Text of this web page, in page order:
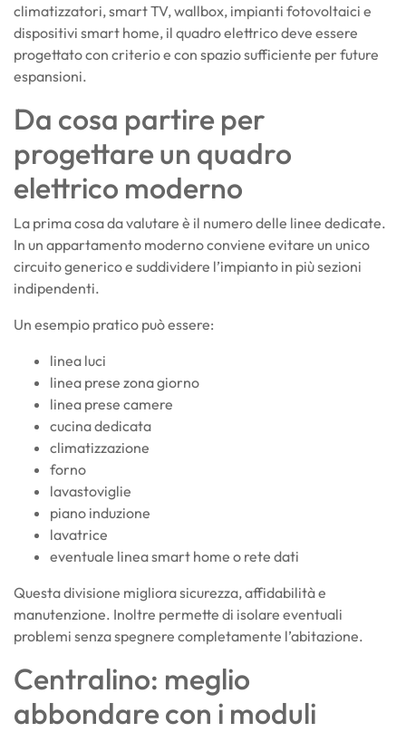
climatizzatori, smart TV, wallbox, impianti fotovoltaici e
dispositivi smart home, il quadro elettrico deve essere
progettato con criterio e con spazio sufficiente per future
espansioni.
Da cosa partire per
progettare un quadro
elettrico moderno
La prima cosa da valutare è il numero delle linee dedicate.
In un appartamento moderno conviene evitare un unico
circuito generico e suddividere l’impianto in più sezioni
indipendenti.
Un esempio pratico può essere:
linea luci
linea prese zona giorno
linea prese camere
cucina dedicata
climatizzazione
forno
lavastoviglie
piano induzione
lavatrice
eventuale linea smart home o rete dati
Questa divisione migliora sicurezza, affidabilità e
manutenzione. Inoltre permette di isolare eventuali
problemi senza spegnere completamente l’abitazione.
Centralino: meglio
abbondare con i moduli